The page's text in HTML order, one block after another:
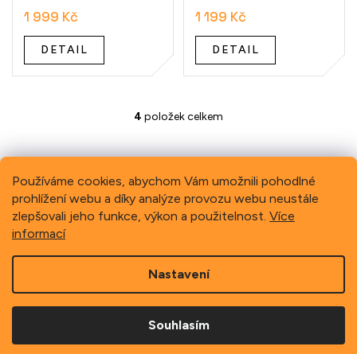
Používáme cookies, abychom Vám umožnili pohodlné
prohlížení webu a díky analýze provozu webu neustále
zlepšovali jeho funkce, výkon a použitelnost. Více
informací
Nastavení
Souhlasím
1 999 Kč
DETAIL
1 199 Kč
DETAIL
O
l
d
a
c
r
v
k
y
v
ý
p
4 položek celkem
Previous
Copyright 2026Schindler, spol. s r.o.. Všechna práva
vyhrazena.